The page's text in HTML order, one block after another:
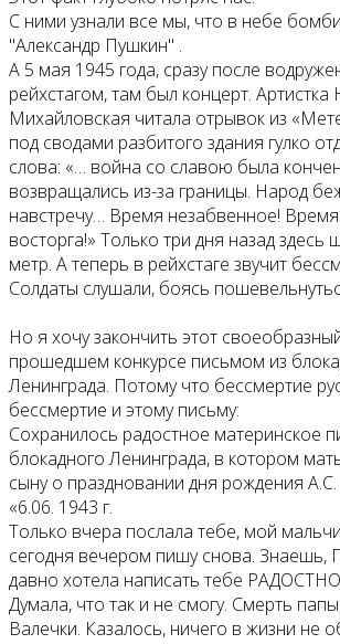
С ними узнали все мы, что в небе
"Александр Пушкин" .
А 5 мая 1945 года, сразу после
рейхстагом, там был концерт. Артистка
Михайловская читала отрывок из
под сводами разбитого здания гулко
слова: «… война со славою была
возвращались из-за границы. Народ
навстречу… Время незабвенное!
восторга!» Только три дня назад
метр. А теперь в рейхстаге звучит
Солдаты слушали, боясь
Но я хочу закончить этот
прошедшем конкурсе письмом из
Ленинграда. Потому что бессмертие
бессмертие и этому письму:
Сохранилось радостное материнское
блокадного Ленинграда, в котором
сыну о праздновании дня рождения
«6.06. 1943 г.
Только вчера послала тебе, мой
сегодня вечером пишу снова. Знаешь,
давно хотела написать тебе
Думала, что так и не смогу. Смерть
Валечки. Казалось, ничего в жизни не